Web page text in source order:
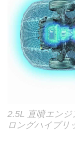
2.5L 直噴エンジ
ロングハイブリ